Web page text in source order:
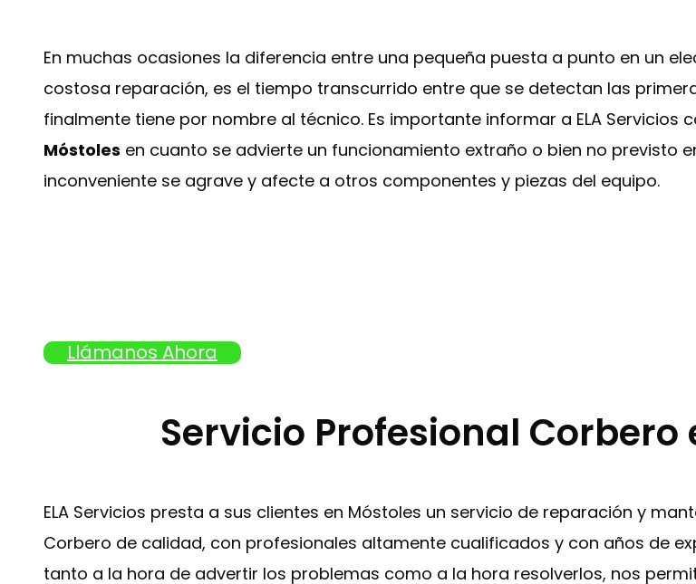
En muchas ocasiones la diferencia entre una pequeña puesta a punto en un
costosa reparación, es el tiempo transcurrido entre que se detectan las
finalmente tiene por nombre al técnico. Es importante informar a ELA Servicios
Móstoles en cuanto se advierte un funcionamiento extraño o bien no previsto
inconveniente se agrave y afecte a otros componentes y piezas del equipo.
Llámanos Ahora
Servicio Profesional Corbero
ELA Servicios presta a sus clientes en Móstoles un servicio de reparación y
Corbero de calidad, con profesionales altamente cualificados y con años de
tanto a la hora de advertir los problemas como a la hora resolverlos, nos